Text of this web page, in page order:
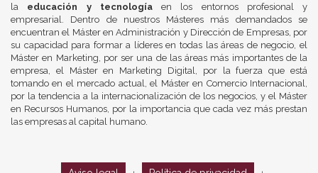
la educación y tecnologíaen los entornos profesional y
empresarial. Dentro de nuestros Másteres más demandados se
encuentran el Máster en Administración y Dirección de Empresas, por
su capacidad para formar a líderes en todas las áreas de negocio, el
Máster en Marketing, por ser una de las áreas más importantes de la
empresa, el Máster en Marketing Digital, por la fuerza que está
tomando en el mercado actual, el Máster en Comercio Internacional,
por la tendencia a la internacionalización de los negocios, y el Máster
en Recursos Humanos, por la importancia que cada vez más prestan
las empresas al capital humano.